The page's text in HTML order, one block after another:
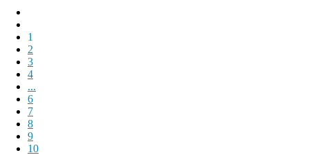
1
2
3
4
...
6
7
8
9
10